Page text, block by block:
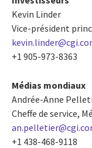
Kevin Linder
Vice-président
+1 905-973-8363
Médias mondiaux
Andrée-Anne
Cheffe de service,
+1 438-468-9118